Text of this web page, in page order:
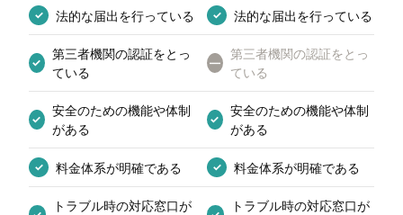
✓ 法的な届出を行っている ✓ 法的な届出を行っている
✓
第三者機関の認証をとっ
ている
—
第三者機関の認証をとっ
ている
✓
安全のための機能や体制
がある
✓
安全のための機能や体制
がある
✓ 料金体系が明確である ✓ 料金体系が明確である
トラブル時の対応窓口が
トラブル時の対応窓口が